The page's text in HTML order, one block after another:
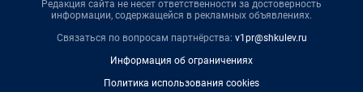
Редакция сайта не несет ответственности за достоверность
информации, содержащейся в рекламных объявлениях.
Связаться по вопросам партнёрства: v1pr@shkulev.ru
Информация об ограничениях
Политика использования cookies